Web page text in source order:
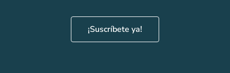
¡Suscríbete ya!